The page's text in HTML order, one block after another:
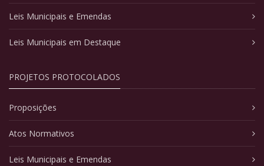
Leis Municipais e Emendas
Leis Municipais em Destaque
PROJETOS PROTOCOLADOS
Proposições
Atos Normativos
Leis Municipais e Emendas